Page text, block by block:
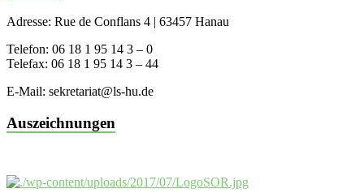
Adresse: Rue de Conflans 4 | 63457 Hanau
Telefon: 06 18 1 95 14 3 – 0
Telefax: 06 18 1 95 14 3 – 44
E-Mail: sekretariat@ls-hu.de
Auszeichnungen